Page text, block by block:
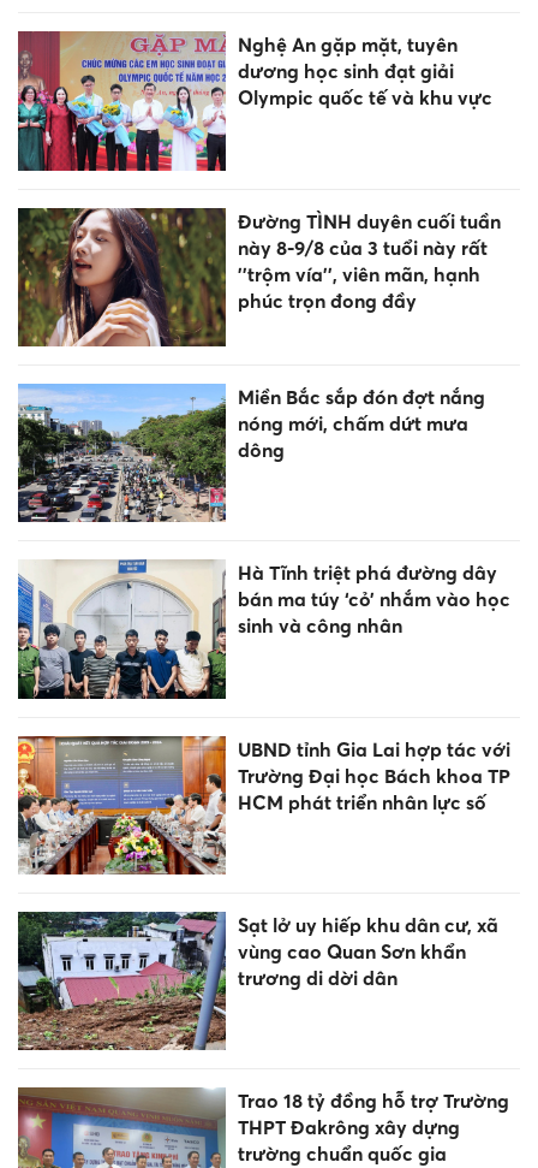
Nghệ An gặp mặt, tuyên
dương học sinh đạt giải
Olympic quốc tế và khu vực
Đường TÌNH duyên cuối tuần
này 8-9/8 của 3 tuổi này rất
''trộm vía'', viên mãn, hạnh
phúc trọn đong đầy
Miền Bắc sắp đón đợt nắng
nóng mới, chấm dứt mưa
dông
Hà Tĩnh triệt phá đường dây
bán ma túy ‘cỏ’ nhắm vào học
sinh và công nhân
UBND tỉnh Gia Lai hợp tác với
Trường Đại học Bách khoa TP
HCM phát triển nhân lực số
Sạt lở uy hiếp khu dân cư, xã
vùng cao Quan Sơn khẩn
trương di dời dân
Trao 18 tỷ đồng hỗ trợ Trường
THPT Đakrông xây dựng
trường chuẩn quốc gia